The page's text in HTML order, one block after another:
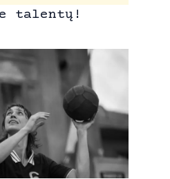
talentų!